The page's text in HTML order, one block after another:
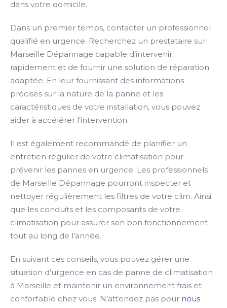
dans votre domicile.
Dans un premier temps, contacter un professionnel
qualifié en urgence. Recherchez un prestataire sur
Marseille Dépannage capable d’intervenir
rapidement et de fournir une solution de réparation
adaptée. En leur fournissant des informations
précises sur la nature de la panne et les
caractéristiques de votre installation, vous pouvez
aider à accélérer l’intervention.
Il est également recommandé de planifier un
entretien régulier de votre climatisation pour
prévenir les pannes en urgence. Les professionnels
de Marseille Dépannage pourront inspecter et
nettoyer régulièrement les filtres de votre clim. Ainsi
que les conduits et les composants de votre
climatisation pour assurer son bon fonctionnement
tout au long de l’année.
En suivant ces conseils, vous pouvez gérer une
situation d’urgence en cas de panne de climatisation
à Marseille et maintenir un environnement frais et
confortable chez vous. N’attendez pas pour nous